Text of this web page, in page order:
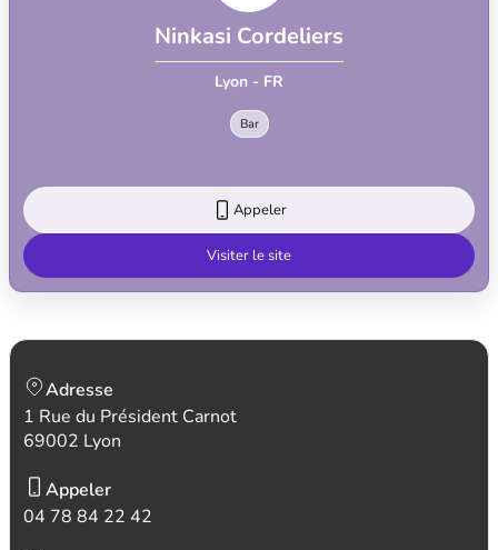
Ninkasi Cordeliers
Lyon - FR
Bar
Appeler
Visiter le site
Adresse
1 Rue du Président Carnot
69002 Lyon
Appeler
04 78 84 22 42